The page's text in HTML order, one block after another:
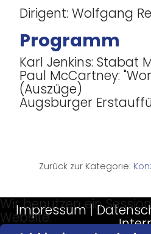
Dirigent: Wolfgang
Programm
Karl Jenkins: Stabat
Paul McCartney:
(Auszüge)
Augsburger
Zurück zur Kategorie:
Impressum|
Wir benutzen ein
Website.